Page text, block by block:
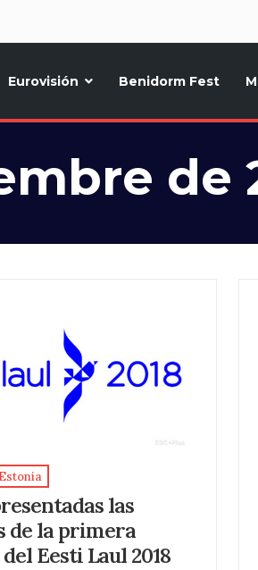
Eurovisión Benidorm Fest
de
Estonia
las
de la primera
Eesti Laul 2018